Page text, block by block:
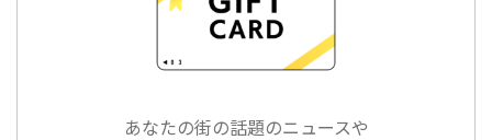
あなたの街の話題のニュースや